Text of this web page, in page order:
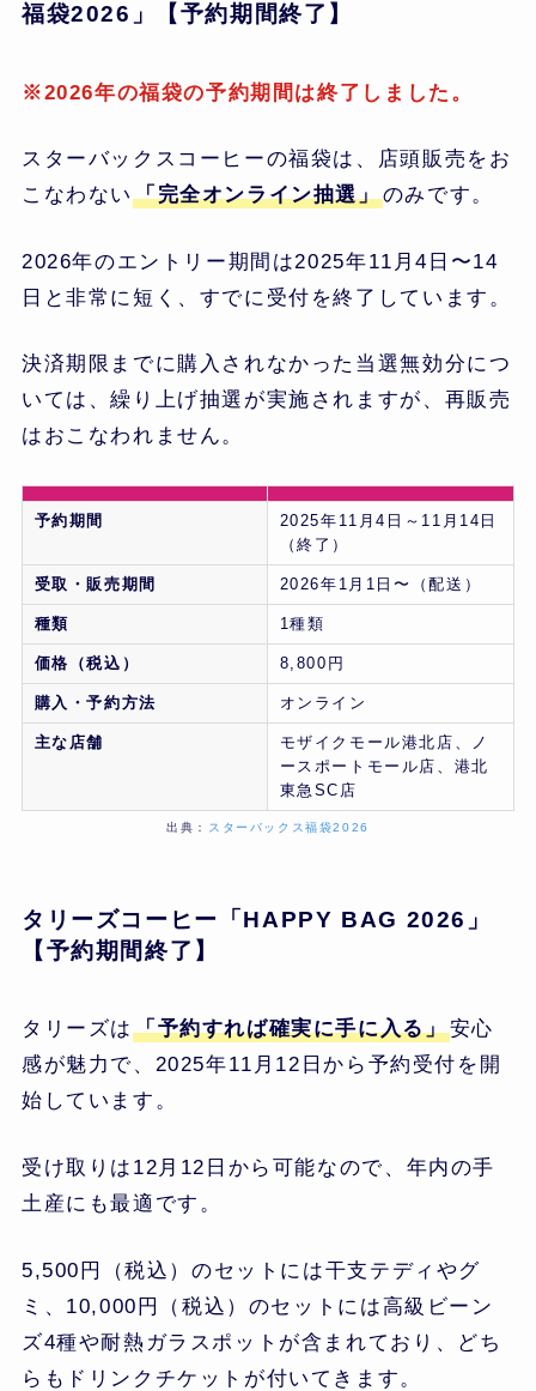
福袋2026 」【予約期間終了】
※2026年の福袋の予約期間は終了しました。
スターバックスコーヒーの福袋は、店頭販売をお
こなわない 「完全オンライン抽選」のみです。
2026年のエントリー期間は2025年11月4日〜14
日と非常に短く、すでに受付を終了しています。
決済期限までに購入されなかった当選無効分につ
いては、繰り上げ抽選が実施されますが、再販売
はおこなわれません。
予約期間
2025年11月4日～11月14日
（終了）
受取・販売期間 2026年1月1日〜（配送）
種類 1種類
価格（税込） 8,800円
購入・予約方法 オンライン
主な店舗
モザイクモール港北店、ノ
ースポートモール店、港北
東急SC店
出典： スターバックス福袋2026
タリーズコーヒー「HAPPY BAG 2026」
【予約期間終了】
タリーズは 「予約すれば確実に手に入る」安心
感が魅力で、2025年11月12日から予約受付を開
始しています。
受け取りは12月12日から可能なので、年内の手
土産にも最適です。
5,500円（税込）のセットには干支テディやグ
ミ、10,000円（税込）のセットには高級ビーン
ズ4種や耐熱ガラスポットが含まれており、どち
らもドリンクチケットが付いてきます。